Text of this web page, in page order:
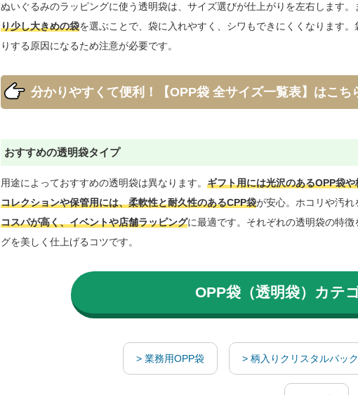
ぬいぐるみのラッピングに使う透明袋は、サイズ選びが仕上がりを左右します。
り少し大きめの袋を選ぶことで、袋に入れやすく、シワもできにくくなります
りする原因になるため注意が必要です。
分かりやすくて便利！【OPP袋 全サイズ一覧表】はこち
おすすめの透明袋タイプ
用途によっておすすめの透明袋は異なります。 ギフト用には光沢のあるOPP袋
コレクションや保管用には、柔軟性と耐久性のあるCPP袋が安心。ホコリや汚れ
コスパが高く、イベントや店舗ラッピングに最適です。それぞれの透明袋の特
グを美しく仕上げるコツです。
OPP袋（透明袋）カテ
> 業務用OPP袋 > 柄入りクリスタルパック